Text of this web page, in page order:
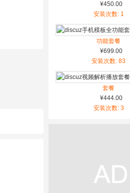
¥450.00
安装次数: 1
功能套餐
¥699.00
安装次数: 83
套餐
¥444.00
安装次数: 3